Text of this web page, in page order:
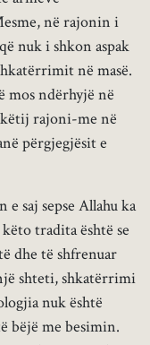
në rajonin i
nuk i shkon aspak
në masë.
mos ndërhyjë në
këtij rajoni-me në
përgjegjësit e
saj sepse Allahu ka
tradita është se
dhe të shfrenuar
shteti, shkatërrimi
nuk është
bëjë me besimin.